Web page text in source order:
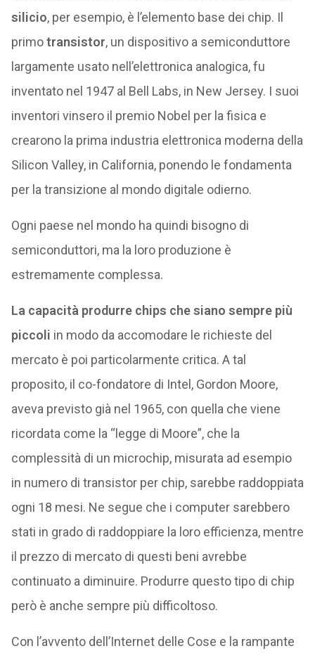
silicio, per esempio, è l’elemento base dei chip. Il
primotransistor, un dispositivo a semiconduttore
largamente usato nell’elettronica analogica, fu
inventato nel 1947 al Bell Labs, in New Jersey. I suoi
inventori vinsero il premio Nobel per la fisica e
crearono la prima industria elettronica moderna della
Silicon Valley, in California, ponendo le fondamenta
per la transizione al mondo digitale odierno.
Ogni paese nel mondo ha quindi bisogno di
semiconduttori, ma la loro produzione è
estremamente complessa.
La capacità produrre chips che siano sempre più
piccoli in modo da accomodare le richieste del
mercato è poi particolarmente critica. A tal
proposito, il co-fondatore di Intel, Gordon Moore,
aveva previsto già nel 1965, con quella che viene
ricordata come la “legge di Moore”, che la
complessità di un microchip, misurata ad esempio
in numero di transistor per chip, sarebbe raddoppiata
ogni 18 mesi. Ne segue che i computer sarebbero
stati in grado di raddoppiare la loro efficienza, mentre
il prezzo di mercato di questi beni avrebbe
continuato a diminuire. Produrre questo tipo di chip
però è anche sempre più difficoltoso.
Con l’avvento dell’Internet delle Cose e la rampante